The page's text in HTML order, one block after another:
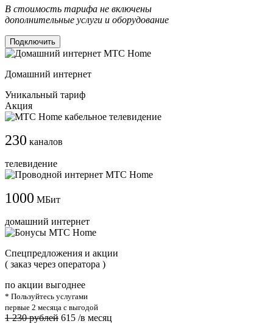
В стоимость тарифа не включены
дополнительные услуги и оборудование
Подключить
Домашний интернет
Уникальный тариф
Акция
230 каналов
телевидение
1000 МБит
домашний интернет
Cпецпредложения и акции
( заказ через оператора )
по акции выгоднее
* Пользуйтесь услугами
первые 2 месяца с выгодой
1 230 рублей 615 /в месяц